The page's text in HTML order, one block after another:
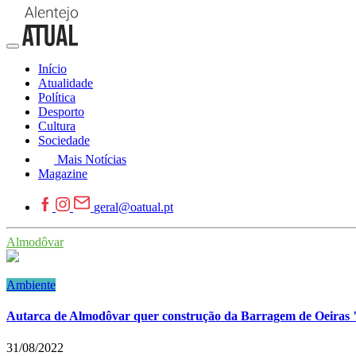
Início
Atualidade
Política
Desporto
Cultura
Sociedade
Mais Notícias
Magazine
geral@oatual.pt
Almodôvar
Ambiente
Autarca de Almodôvar quer construção da Barragem de
31/08/2022